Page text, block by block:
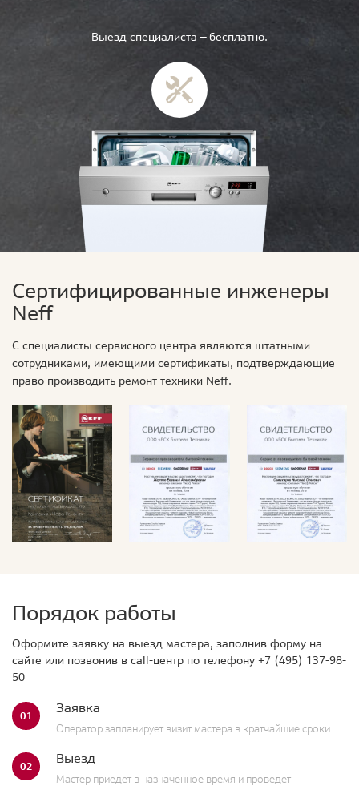
Выезд специалиста — бесплатно.
Сертифицированные инженеры
Neff
С специалисты сервисного центра являются штатными
сотрудниками, имеющими сертификаты, подтверждающие
право производить ремонт техники Neff.
Порядок работы
Оформите заявку на выезд мастера, заполнив форму на
сайте или позвонив в call-центр по телефону +7 (495) 137-98-
50
01 Заявка
Оператор запланирует визит мастера в кратчайшие сроки.
02 Выезд
Мастер приедет в назначенное время и проведет